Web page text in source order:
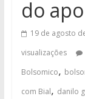
do
19 de agosto
visualizações
Bolsomico,
com Bial, danilo